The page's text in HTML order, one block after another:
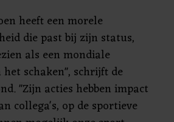
heeft een morele
die past bij zijn status,
als een mondiale
schaken", schrijft de
"Zijn acties hebben impact
collega's, op de sportieve